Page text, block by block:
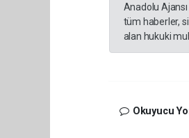
Anadolu
tüm haberler,
alan hukuki
Okuyucu